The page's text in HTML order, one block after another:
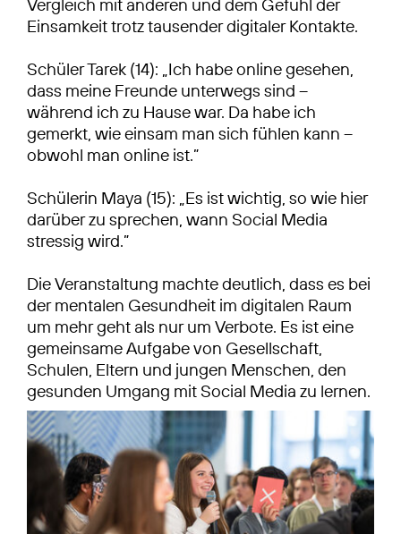
Vergleich mit anderen und dem Gefühl der
Einsamkeit trotz tausender digitaler Kontakte.
Schüler Tarek (14): „Ich habe online gesehen,
dass meine Freunde unterwegs sind –
während ich zu Hause war. Da habe ich
gemerkt, wie einsam man sich fühlen kann –
obwohl man online ist.”
Schülerin Maya (15): „Es ist wichtig, so wie hier
darüber zu sprechen, wann Social Media
stressig wird.”
Die Veranstaltung machte deutlich, dass es bei
der mentalen Gesundheit im digitalen Raum
um mehr geht als nur um Verbote. Es ist eine
gemeinsame Aufgabe von Gesellschaft,
Schulen, Eltern und jungen Menschen, den
gesunden Umgang mit Social Media zu lernen.